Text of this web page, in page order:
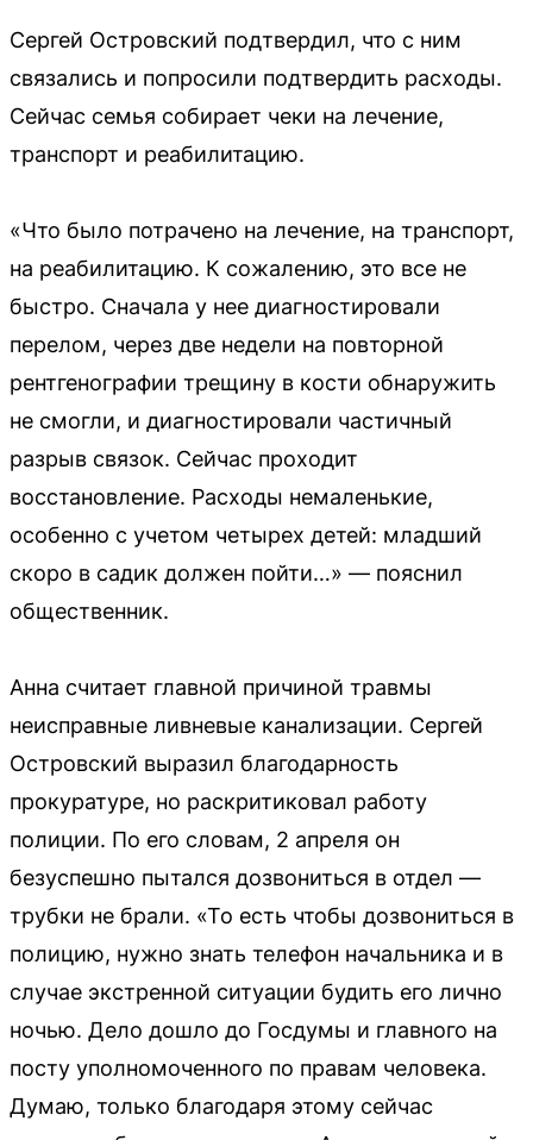
Сергей Островский подтвердил, что с ним
связались и попросили подтвердить расходы.
Сейчас семья собирает чеки на лечение,
транспорт и реабилитацию.
«Что было потрачено на лечение, на транспорт,
на реабилитацию. К сожалению, это все не
быстро. Сначала у нее диагностировали
перелом, через две недели на повторной
рентгенографии трещину в кости обнаружить
не смогли, и диагностировали частичный
разрыв связок. Сейчас проходит
восстановление. Расходы немаленькие,
особенно с учетом четырех детей: младший
скоро в садик должен пойти…» — пояснил
общественник.
Анна считает главной причиной травмы
неисправные ливневые канализации. Сергей
Островский выразил благодарность
прокуратуре, но раскритиковал работу
полиции. По его словам, 2 апреля он
безуспешно пытался дозвониться в отдел —
трубки не брали. «То есть чтобы дозвониться в
полицию, нужно знать телефон начальника и в
случае экстренной ситуации будить его лично
ночью. Дело дошло до Госдумы и главного на
посту уполномоченного по правам человека.
Думаю, только благодаря этому сейчас